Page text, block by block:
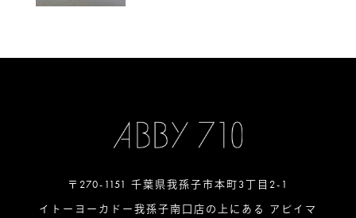
〒270-1151 千葉県我孫子市本町3丁目2-1
イトーヨーカドー我孫子南口店の上にある アビイマ